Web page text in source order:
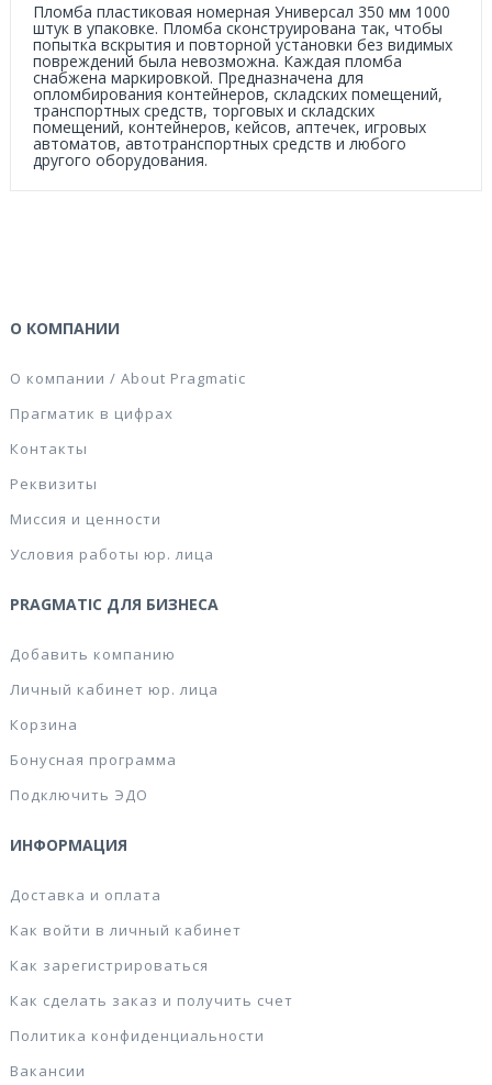
Пломба пластиковая номерная Универсал 350 мм 1000
штук в упаковке. Пломба сконструирована так, чтобы
попытка вскрытия и повторной установки без видимых
повреждений была невозможна. Каждая пломба
снабжена маркировкой. Предназначена для
опломбирования контейнеров, складских помещений,
транспортных средств, торговых и складских
помещений, контейнеров, кейсов, аптечек, игровых
автоматов, автотранспортных средств и любого
другого оборудования.
О КОМПАНИИ
О компании / About Pragmatic
Прагматик в цифрах
Контакты
Реквизиты
Миссия и ценности
Условия работы юр. лица
PRAGMATIC ДЛЯ БИЗНЕСА
Добавить компанию
Личный кабинет юр. лица
Корзина
Бонусная программа
Подключить ЭДО
ИНФОРМАЦИЯ
Доставка и оплата
Как войти в личный кабинет
Как зарегистрироваться
Как сделать заказ и получить счет
Политика конфиденциальности
Вакансии